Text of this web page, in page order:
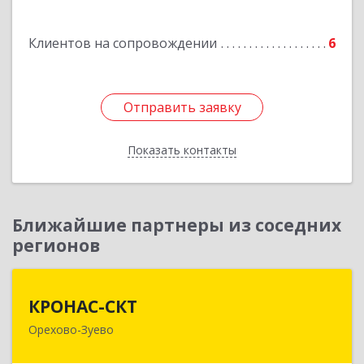
Клиентов на сопровождении 6
Отправить заявку
Показать контакты
Отправить заявку
Назад
Ближайшие партнеры из соседних
регионов
КРОНАС-СКТ
Орехово-Зуево
142600, Московская обл, Орехово-Зуево г,